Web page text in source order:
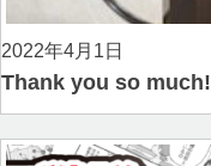
2022年4月1日
Thank you so much!